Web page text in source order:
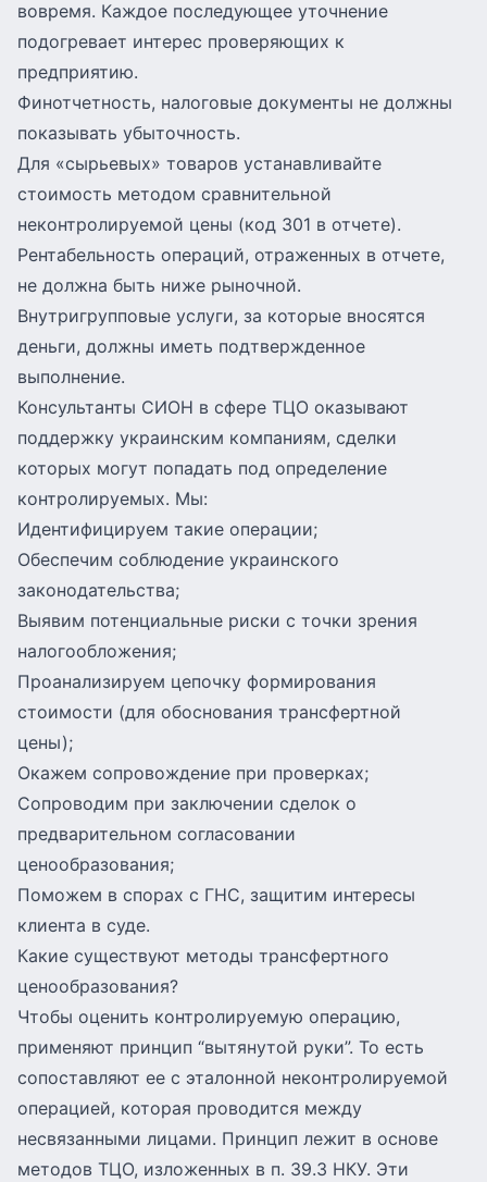
вовремя. Каждое последующее уточнение
подогревает интерес проверяющих к
предприятию.
Финотчетность, налоговые документы не должны
показывать убыточность.
Для «сырьевых» товаров устанавливайте
стоимость методом сравнительной
неконтролируемой цены (код 301 в отчете).
Рентабельность операций, отраженных в отчете,
не должна быть ниже рыночной.
Внутригрупповые услуги, за которые вносятся
деньги, должны иметь подтвержденное
выполнение.
Консультанты СИОН в сфере ТЦО оказывают
поддержку украинским компаниям, сделки
которых могут попадать под определение
контролируемых. Мы:
Идентифицируем такие операции;
Обеспечим соблюдение украинского
законодательства;
Выявим потенциальные риски с точки зрения
налогообложения;
Проанализируем цепочку формирования
стоимости (для обоснования трансфертной
цены);
Окажем сопровождение при проверках;
Сопроводим при заключении сделок о
предварительном согласовании
ценообразования;
Поможем в спорах с ГНС, защитим интересы
клиента в суде.
Какие существуют методы трансфертного
ценообразования?
Чтобы оценить контролируемую операцию,
применяют принцип “вытянутой руки”. То есть
сопоставляют ее с эталонной неконтролируемой
операцией, которая проводится между
несвязанными лицами. Принцип лежит в основе
методов ТЦО, изложенных в п. 39.3 НКУ. Эти